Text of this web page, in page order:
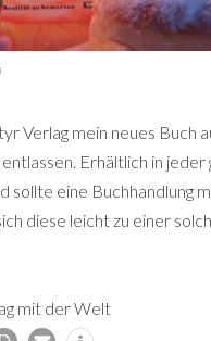
Verlag mein neues Buch
Erhältlich in jeder
sollte eine Buchhandlung
diese leicht zu einer
mit der Welt